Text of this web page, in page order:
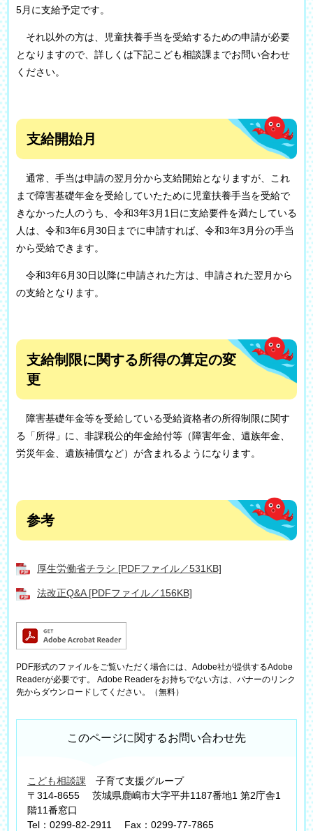
5月に支給予定です。
それ以外の方は、児童扶養手当を受給するための申請が必要
となりますので、詳しくは下記こども相談課までお問い合わせ
ください。
支給開始月
通常、手当は申請の翌月分から支給開始となりますが、これ
まで障害基礎年金を受給していたために児童扶養手当を受給で
きなかった人のうち、令和3年3月1日に支給要件を満たしている
人は、令和3年6月30日までに申請すれば、令和3年3月分の手当
から受給できます。
令和3年6月30日以降に申請された方は、申請された翌月から
の支給となります。
支給制限に関する所得の算定の変
更
障害基礎年金等を受給している受給資格者の所得制限に関す
る「所得」に、非課税公的年金給付等（障害年金、遺族年金、
労災年金、遺族補償など）が含まれるようになります。
参考
厚生労働省チラシ [PDFファイル／531KB]
法改正Q&A [PDFファイル／156KB]
PDF形式のファイルをご覧いただく場合には、Adobe社が提供するAdobe
Readerが必要です。
Adobe Readerをお持ちでない方は、バナーのリンク
先からダウンロードしてください。（無料）
このページに関するお問い合わせ先
こども相談課
子育て支援グループ
〒314-8655
茨城県鹿嶋市大字平井1187番地1 第2庁舎1
階11番窓口
Tel：0299-82-2911
Fax：0299-77-7865